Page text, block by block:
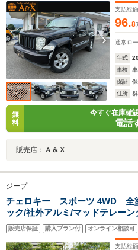
支払総額
96.8
通常ロ
年式
車検
保証
住所
無
料
今すぐ在庫確
電話
販売店： Ａ＆Ｘ
ジープ
チェロキー スポーツ 4WD 全
ック/社外アルミ/マッドテレー
グTV/ETC/バックカメラ/ブラッ
販売店保証 購入プラン付 オンライン相談可
支払総額